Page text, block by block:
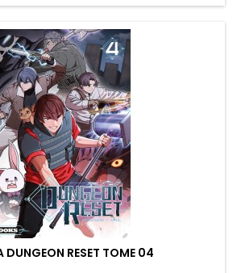
DUNGEON RESET TOME 04